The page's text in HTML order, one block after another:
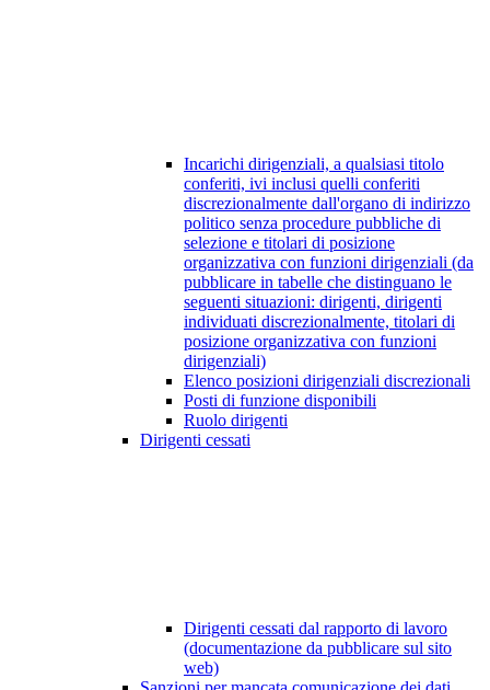
Incarichi dirigenziali, a qualsiasi titolo
conferiti, ivi inclusi quelli conferiti
discrezionalmente dall'organo di indirizzo
politico senza procedure pubbliche di
selezione e titolari di posizione
organizzativa con funzioni dirigenziali (da
pubblicare in tabelle che distinguano le
seguenti situazioni: dirigenti, dirigenti
individuati discrezionalmente, titolari di
posizione organizzativa con funzioni
dirigenziali)
Elenco posizioni dirigenziali discrezionali
Posti di funzione disponibili
Ruolo dirigenti
Dirigenti cessati
Dirigenti cessati dal rapporto di lavoro
(documentazione da pubblicare sul sito
web)